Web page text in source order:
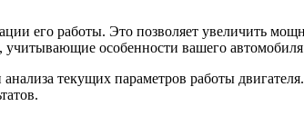
его работы. Это позволяет увеличить
особенности вашего
текущих параметров работы